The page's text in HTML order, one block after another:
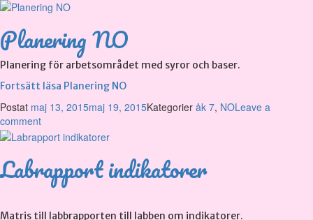
Planering NO
Planering för arbetsområdet med syror och baser.
Fortsätt läsa Planering NO
Postat maj 13, 2015maj 19, 2015Kategorier åk 7, NOLeave a
comment
Labrapport indikatorer
Matris till labbrapporten till labben om indikatorer.